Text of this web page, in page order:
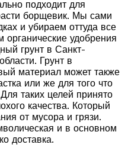
подходит для
борщевик. Мы сами
и убираем оттуда все
удобрения
грунт в Санкт-
Грунт в
материал может также
или же для того что
таких целей принято
качества. Который
от мусора и грязи.
и в основном
доставка.